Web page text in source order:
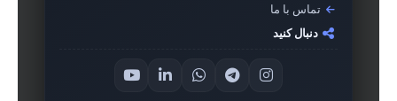
تماس با ما
دنبال کنید